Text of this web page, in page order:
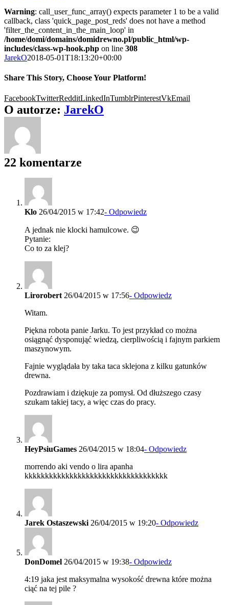
Warning: call_user_func_array() expects parameter 1 to be a valid
callback, class 'quick_page_post_reds' does not have a method
'filter_the_content_in_the_main_loop' in
/home/domi/domains/domidrewno.pl/public_html/wp-
includes/class-wp-hook.php on line 308
JarekO2018-05-01T18:13:20+00:00
Share This Story, Choose Your Platform!
FacebookTwitterRedditLinkedInTumblrPinterestVkEmail
O autorze: JarekO
22 komentarze
Klo 26/04/2015 w 17:42- Odpowiedz
A jednak nie klocki hamulcowe. 😉
Pytanie:
Co to za klej?
Lirorobert 26/04/2015 w 17:56- Odpowiedz
Witam.
Piękna robota panie Jarku. To jest przykład co można
osiągnąć dysponująć wiedzą, cierpliwością i fajnym parkiem
maszynowym.
Fajnie wyglądała by taka taca sklejona z kilku gatunków
drewna.
Pozdrawiam i dziękuje za pomysł. Od dłuższego czasy
szukam takiej tacy, a więc czas do pracy.
HeyPsiuGames 26/04/2015 w 18:04- Odpowiedz
morrendo aki vendo o lira apanha
kkkkkkkkkkkkkkkkkkkkkkkkkkkkkkkkkkk
Jarek Ostaszewski 26/04/2015 w 19:20- Odpowiedz
DonDomel 26/04/2015 w 19:38- Odpowiedz
4:19 jaka jest maksymalna wysokość drewna które można
ciąć na tej pile ?